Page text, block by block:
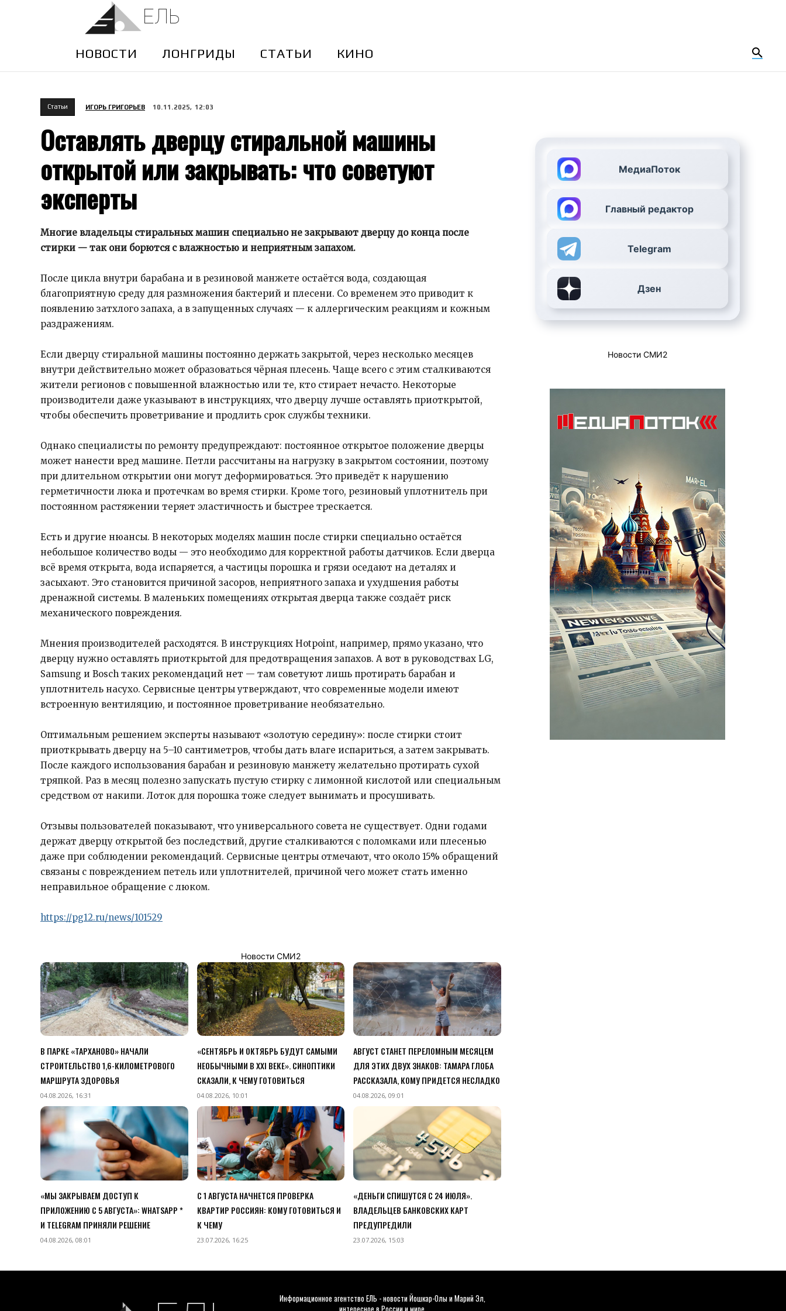
ЕЛЬ
НОВОСТИ ЛОНГРИДЫ CТАТЬИ КИНО
Cтатьи ИГОРЬ ГРИГОРЬЕВ 10.11.2025, 12:03
Оставлять дверцу стиральной машины
открытой или закрывать: что советуют
эксперты
Многие владельцы стиральных машин специально не закрывают дверцу до конца после
стирки — так они борются с влажностью и неприятным запахом.
После цикла внутри барабана и в резиновой манжете остаётся вода, создающая
благоприятную среду для размножения бактерий и плесени. Со временем это приводит к
появлению затхлого запаха, а в запущенных случаях — к аллергическим реакциям и кожным
раздражениям.
Если дверцу стиральной машины постоянно держать закрытой, через несколько месяцев
внутри действительно может образоваться чёрная плесень. Чаще всего с этим сталкиваются
жители регионов с повышенной влажностью или те, кто стирает нечасто. Некоторые
производители даже указывают в инструкциях, что дверцу лучше оставлять приоткрытой,
чтобы обеспечить проветривание и продлить срок службы техники.
Однако специалисты по ремонту предупреждают: постоянное открытое положение дверцы
может нанести вред машине. Петли рассчитаны на нагрузку в закрытом состоянии, поэтому
при длительном открытии они могут деформироваться. Это приведёт к нарушению
герметичности люка и протечкам во время стирки. Кроме того, резиновый уплотнитель при
постоянном растяжении теряет эластичность и быстрее трескается.
Есть и другие нюансы. В некоторых моделях машин после стирки специально остаётся
небольшое количество воды — это необходимо для корректной работы датчиков. Если дверца
всё время открыта, вода испаряется, а частицы порошка и грязи оседают на деталях и
засыхают. Это становится причиной засоров, неприятного запаха и ухудшения работы
дренажной системы. В маленьких помещениях открытая дверца также создаёт риск
механического повреждения.
Мнения производителей расходятся. В инструкциях Hotpoint, например, прямо указано, что
дверцу нужно оставлять приоткрытой для предотвращения запахов. А вот в руководствах LG,
Samsung и Bosch таких рекомендаций нет — там советуют лишь протирать барабан и
уплотнитель насухо. Сервисные центры утверждают, что современные модели имеют
встроенную вентиляцию, и постоянное проветривание необязательно.
Оптимальным решением эксперты называют «золотую середину»: после стирки стоит
приоткрывать дверцу на 5–10 сантиметров, чтобы дать влаге испариться, а затем закрывать.
После каждого использования барабан и резиновую манжету желательно протирать сухой
тряпкой. Раз в месяц полезно запускать пустую стирку с лимонной кислотой или специальным
средством от накипи. Лоток для порошка тоже следует вынимать и просушивать.
Отзывы пользователей показывают, что универсального совета не существует. Одни годами
держат дверцу открытой без последствий, другие сталкиваются с поломками или плесенью
даже при соблюдении рекомендаций. Сервисные центры отмечают, что около 15% обращений
связаны с повреждением петель или уплотнителей, причиной чего может стать именно
неправильное обращение с люком.
https://pg12.ru/news/101529
Новости СМИ2
В ПАРКЕ «ТАРХАНОВО» НАЧАЛИ
СТРОИТЕЛЬСТВО 1,6-КИЛОМЕТРОВОГО
МАРШРУТА ЗДОРОВЬЯ
04.08.2026, 16:31
«СЕНТЯБРЬ И ОКТЯБРЬ БУДУТ САМЫМИ
НЕОБЫЧНЫМИ В XXI ВЕКЕ». СИНОПТИКИ
СКАЗАЛИ, К ЧЕМУ ГОТОВИТЬСЯ
04.08.2026, 10:01
АВГУСТ СТАНЕТ ПЕРЕЛОМНЫМ МЕСЯЦЕМ
ДЛЯ ЭТИХ ДВУХ ЗНАКОВ: ТАМАРА ГЛОБА
РАССКАЗАЛА, КОМУ ПРИДЕТСЯ НЕСЛАДКО
04.08.2026, 09:01
«МЫ ЗАКРЫВАЕМ ДОСТУП К
ПРИЛОЖЕНИЮ C 5 АВГУСТА»: WHATSAPP *
И TELEGRAM ПРИНЯЛИ РЕШЕНИЕ
04.08.2026, 08:01
С 1 АВГУСТА НАЧНЕТСЯ ПРОВЕРКА
КВАРТИР РОССИЯН: КОМУ ГОТОВИТЬСЯ И
К ЧЕМУ
23.07.2026, 16:25
«ДЕНЬГИ СПИШУТСЯ С 24 ИЮЛЯ».
ВЛАДЕЛЬЦЕВ БАНКОВСКИХ КАРТ
ПРЕДУПРЕДИЛИ
23.07.2026, 15:03
МедиаПоток
Главный редактор
Telegram
Дзен
Новости СМИ2
Информационное агентство ЕЛЬ - новости Йошкар-Олы и Марий Эл,
интересное в России и мире.